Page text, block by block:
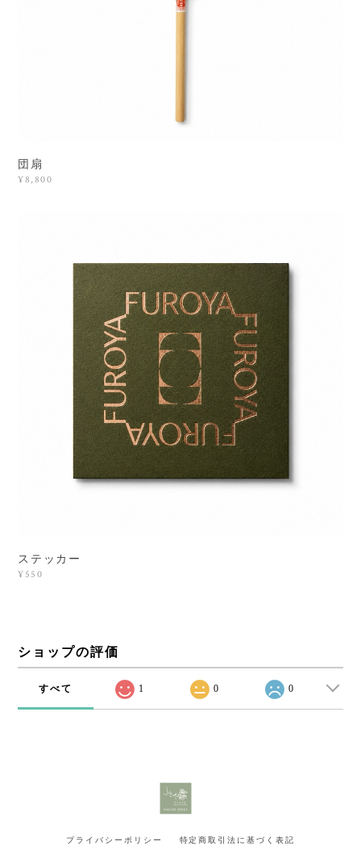
団扇
¥8,800
ステッカー
¥550
ショップの評価
すべて 1 0 0
プライバシーポリシー 特定商取引法に基づく表記